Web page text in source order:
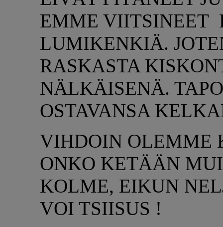
EMME VIITSINEET
LUMIKENKIÄ.
RASKASTA
NÄLKÄISENÄ.
OSTAVANSA
VIHDOIN OLEMME
ONKO KETÄÄN
KOLME, EIKUN
VOI TSIISUS !